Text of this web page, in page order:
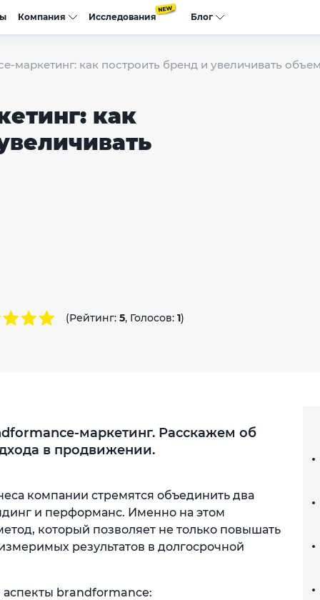
Компания Исследования Блог
маркетинг: как построить бренд и увеличивать
как
(Рейтинг: 5, Голосов: 1)
маркетинг. Расскажем об
в продвижении.
компании стремятся объединить два
и перформанс. Именно на этом
который позволяет не только повышать
результатов в долгосрочной
аспекты brandformance: